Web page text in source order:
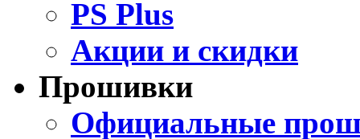
PS Plus
Акции и скидки
Прошивки
Официальные